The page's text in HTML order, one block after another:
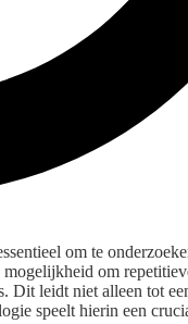
om te
om
Dit leidt niet alleen tot
speelt hierin een